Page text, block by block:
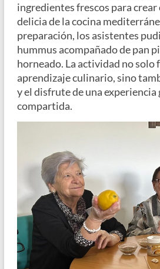
tutelados
ingredientes frescos para
delicia de la cocina
preparación, los asistentes
hummus acompañado de pan
horneado. La actividad no solo
aprendizaje culinario, sino
y el disfrute de una
compartida.